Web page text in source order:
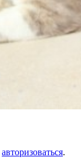
авторизоваться.